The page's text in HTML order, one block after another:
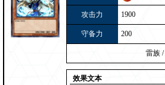
攻击力 1900
守备力 200
雷族 /
效果文本